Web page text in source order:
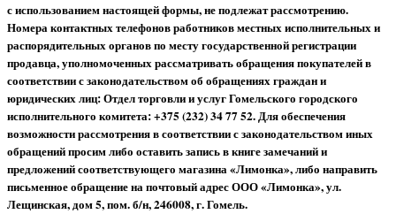
с использованием настоящей формы, не подлежат рассмотрению.
Номера контактных телефонов работников местных исполнительных и
распорядительных органов по месту государственной регистрации
продавца, уполномоченных рассматривать обращения покупателей в
соответствии с законодательством об обращениях граждан и
юридических лиц: Отдел торговли и услуг Гомельского городского
исполнительного комитета: +375 (232) 34 77 52.Для обеспечения
возможности рассмотрения в соответствии с законодательством иных
обращений просим либо оставить запись в книге замечаний и
предложений соответствующего магазина «Лимонка», либо направить
письменное обращение на почтовый адрес ООО «Лимонка», ул.
Лещинская, дом 5, пом. б/н, 246008, г. Гомель.